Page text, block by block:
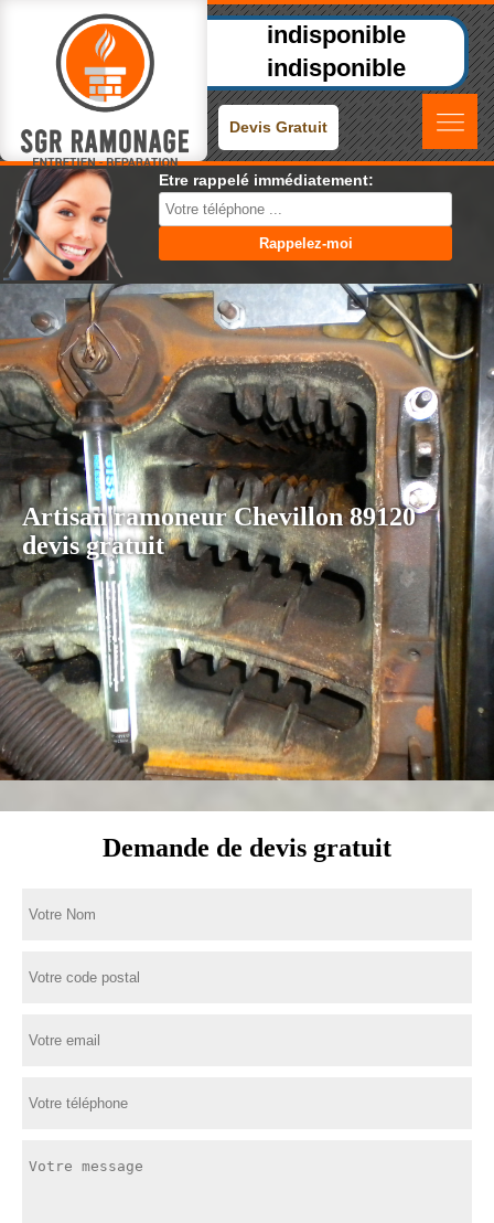
indisponible
indisponible
Devis Gratuit
Etre rappelé immédiatement:
Artisan ramoneur Chevillon 89120
devis gratuit
Demande de devis gratuit